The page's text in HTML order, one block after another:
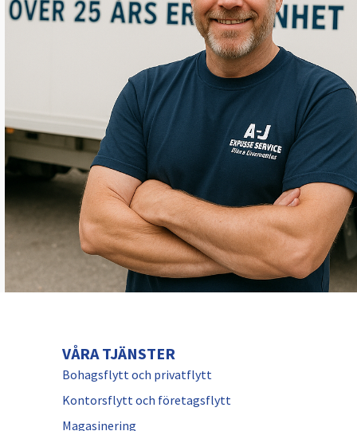
VÅRA TJÄNSTER
Bohagsflytt och privatflytt
Kontorsflytt och företagsflytt
Magasinering